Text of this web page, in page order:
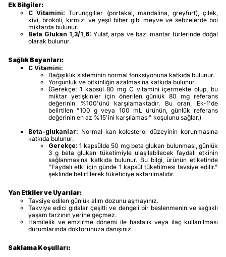
Ek Bilgiler:
C Vitamini: Turunçgiller (portakal, mandalina, greyfurt), çilek,
kivi, brokoli, kırmızı ve yeşil biber gibi meyve ve sebzelerde bol
miktarda bulunur.
Beta Glukan 1,3/1,6: Yulaf, arpa ve bazı mantar türlerinde doğal
olarak bulunur.
Sağlık Beyanları:
C Vitamini:
Bağışıklık sisteminin normal fonksiyonuna katkıda bulunur.
Yorgunluk ve bitkinliğin azalmasına katkıda bulunur.
(Gerekçe: 1 kapsül 80 mg C vitamini içermekte olup, bu
miktar yetişkinler için önerilen günlük 80 mg referans
değerinin %100'ünü karşılamaktadır. Bu oran, Ek-1'de
belirtilen "100 g veya 100 mL ürünün, günlük referans
değerinin en az %15'ini karşılaması" koşulunu sağlar.)
Beta-glukanlar: Normal kan kolesterol düzeyinin korunmasına
katkıda bulunur.
Gerekçe: 1 kapsülde 50 mg beta glukan bulunması, günlük
3 g beta glukan tüketimiyle ulaşılabilecek faydalı etkinin
sağlanmasına katkıda bulunur. Bu bilgi, ürünün etiketinde
"Faydalı etki için günde 1 kapsül tüketilmesi tavsiye edilir."
şeklinde belirtilerek tüketiciye aktarılmalıdır.
Yan Etkiler ve Uyarılar:
Tavsiye edilen günlük alım dozunu aşmayınız.
Takviye edici gıdalar çeşitli ve dengeli bir beslenmenin ve sağlıklı
yaşam tarzının yerine geçmez.
Hamilelik ve emzirme dönemi ile hastalık veya ilaç kullanılması
durumlarında doktorunuza danışınız.
Saklama Koşulları: